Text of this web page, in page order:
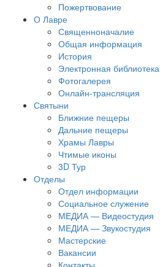
Пожертвование
О Лавре
Священноначалие
Общая информация
История
Электронная библиотека
Фотогалерея
Онлайн-трансляция
Святыни
Ближние пещеры
Дальние пещеры
Храмы Лавры
Чтимые иконы
3D Тур
Отделы
Отдел информации
Социальное служение
МЕДИА — Видеостудия
МЕДИА — Звукостудия
Мастерские
Вакансии
Контакты